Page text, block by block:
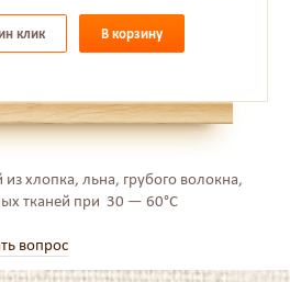
клик В корзину
хлопка, льна, грубого волокна,
тканей при 30 — 60°C
вопрос